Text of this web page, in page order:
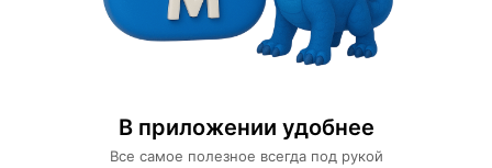
В приложении удобнее
Все самое полезное всегда под рукой
Категории
Мебель для дома и офиса
Освещение для дома
Дизайнерские торшеры
Торшер белый Zenere white 18*18*150 см,
LED, ПММА, 14 Вт